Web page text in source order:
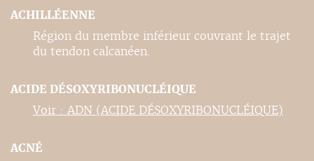
ACHILLÉENNE
Région du membre inférieur couvrant le trajet
du tendon calcanéen.
ACIDE DÉSOXYRIBONUCLÉIQUE
Voir : ADN (ACIDE DÉSOXYRIBONUCLÉIQUE)
ACNÉ